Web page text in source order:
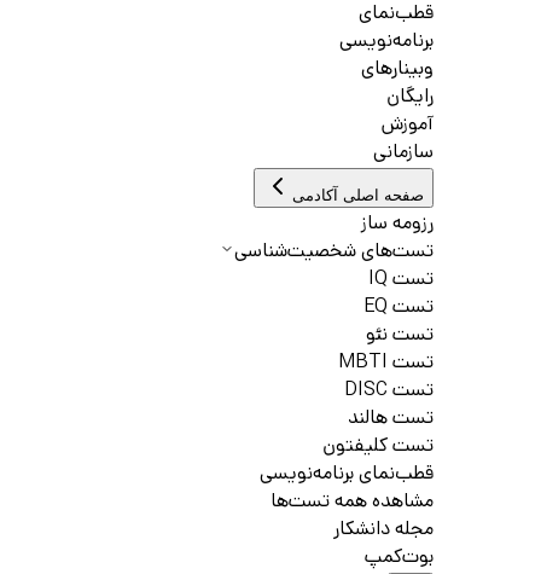
قطب‌نمای
برنامه‌نویسی
وبینارهای
رایگان
آموزش
سازمانی
صفحه اصلی آکادمی
رزومه ساز
تست‌های شخصیت‌شناسی
تست IQ
تست EQ
تست نئو
تست MBTI
تست DISC
تست هالند
تست کلیفتون
قطب‌نمای برنامه‌نویسی
مشاهده همه تست‌ها
مجله دانشکار
بوت‌کمپ